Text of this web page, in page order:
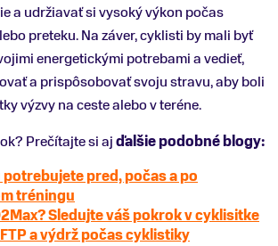
a udržiavať si vysoký výkon počas
preteku. Na záver, cyklisti by mali byť
energetickými potrebami a vedieť,
a prispôsobovať svoju stravu, aby boli
výzvy na ceste alebo v teréne.
Prečítajte si ajďalšie podobné blogy:
pred, počas a po
tréningu
Sledujte váš pokrok v cyklisitke
a výdrž počas cyklistiky